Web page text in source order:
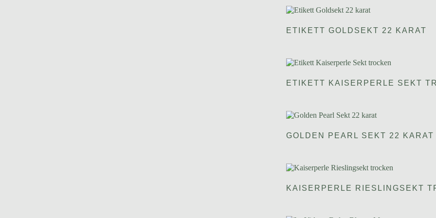
ETIKETT GOLDSEKT 22 KARAT
ETIKETT KAISERPERLE SEKT
GOLDEN PEARL SEKT 22 KARAT
KAISERPERLE RIESLINGSEKT